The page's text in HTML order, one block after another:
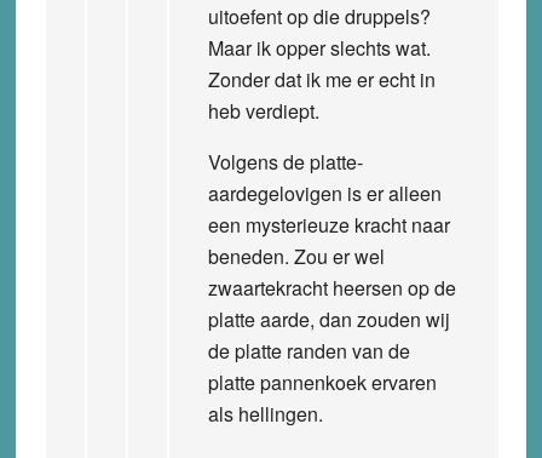
uitoefent op die druppels?
Maar ik opper slechts wat.
Zonder dat ik me er echt in
heb verdiept.
Volgens de platte-
aardegelovigen is er alleen
een mysterieuze kracht naar
beneden. Zou er wel
zwaartekracht heersen op de
platte aarde, dan zouden wij
de platte randen van de
platte pannenkoek ervaren
als hellingen.